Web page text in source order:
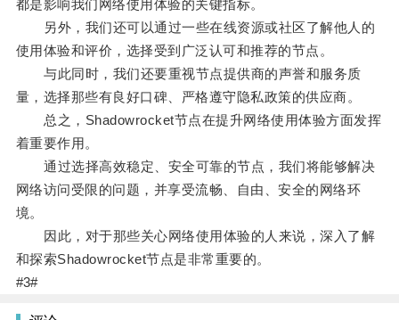
都是影响我们网络使用体验的关键指标。
另外，我们还可以通过一些在线资源或社区了解他人的
使用体验和评价，选择受到广泛认可和推荐的节点。
与此同时，我们还要重视节点提供商的声誉和服务质
量，选择那些有良好口碑、严格遵守隐私政策的供应商。
总之，Shadowrocket节点在提升网络使用体验方面发挥
着重要作用。
通过选择高效稳定、安全可靠的节点，我们将能够解决
网络访问受限的问题，并享受流畅、自由、安全的网络环
境。
因此，对于那些关心网络使用体验的人来说，深入了解
和探索Shadowrocket节点是非常重要的。
#3#